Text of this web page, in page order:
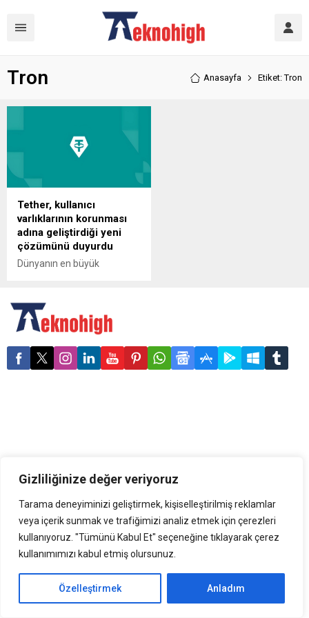
Gizliliğinize değer veriyoruz
Tarama deneyiminizi geliştirmek, kişiselleştirilmiş reklamlar
veya içerik sunmak ve trafiğimizi analiz etmek için çerezleri
kullanıyoruz. "Tümünü Kabul Et" seçeneğine tıklayarak çerez
kullanımımızı kabul etmiş olursunuz.
Özelleştirmek Anladım
Tron Anasayfa Etiket: Tron
Tether, kullanıcı
varlıklarının korunması
adına geliştirdiği yeni
çözümünü duyurdu
Dünyanın en büyük
erişilebilirlik gibi kullanıcı
dostu özelliklerini sunmaya
devam ediyor. Teknik zorluk
risklerine karşı yenilikçi bir
strateji geliştiren Tether,
kullanıcıların varlıklarını 15